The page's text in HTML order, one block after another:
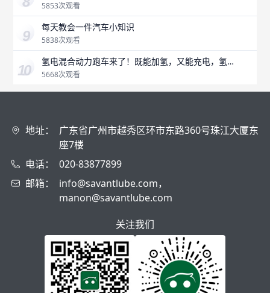
5853次观看
每天教会一件汽车小知识
5838次观看
氢电混合动力跑车来了！既能加氢，又能充电，氢燃
料是未来吗？
5668次观看
地址：
广东省广州市越秀区环市东路360号珠江大厦东
座7楼
电话：
020-83877899
邮箱：
info@savantlube.com，
manon@savantlube.com
关注我们